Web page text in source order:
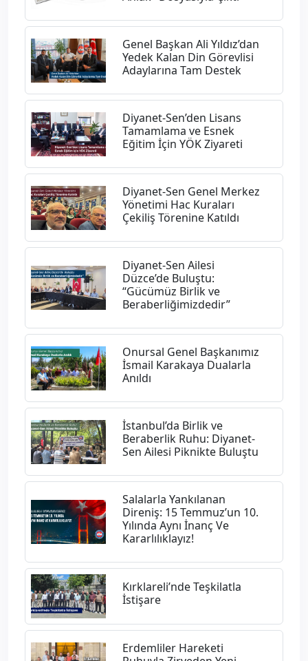
Genel Başkan Ali Yıldız’dan
Yedek Kalan Din Görevlisi
Adaylarına Tam Destek
Diyanet-Sen’den Lisans
Tamamlama ve Esnek
Eğitim İçin YÖK Ziyareti
Diyanet-Sen Genel Merkez
Yönetimi Hac Kuraları
Çekiliş Törenine Katıldı
Diyanet-Sen Ailesi
Düzce’de Buluştu:
“Gücümüz Birlik ve
Beraberliğimizdedir”
Onursal Genel Başkanımız
İsmail Karakaya Dualarla
Anıldı
İstanbul’da Birlik ve
Beraberlik Ruhu: Diyanet-
Sen Ailesi Piknikte Buluştu
Salalarla Yankılanan
Direniş: 15 Temmuz’un 10.
Yılında Aynı İnanç Ve
Kararlılıklayız!
Kırklareli’nde Teşkilatla
İstişare
Erdemliler Hareketi